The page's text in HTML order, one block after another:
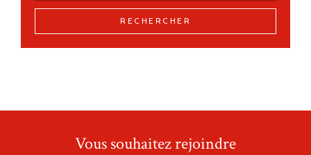
RECHERCHER
Vous souhaitez rejoindre